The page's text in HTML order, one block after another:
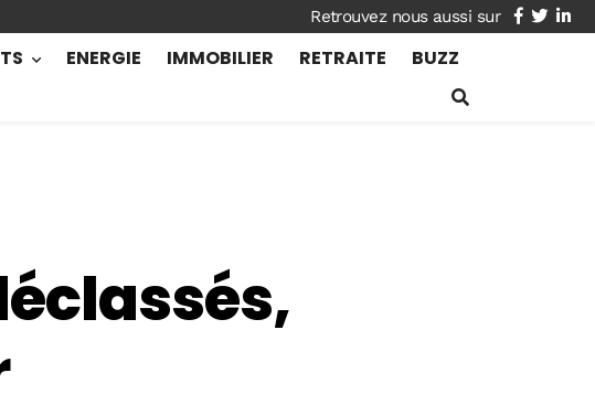
facebook
twitter
ENERGIE IMMOBILIER RETRAITE BUZZ